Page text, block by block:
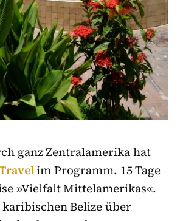
ganz Zentralamerika hat
im Programm. 15 Tage
»Vielfalt Mittelamerikas«.
Belize über